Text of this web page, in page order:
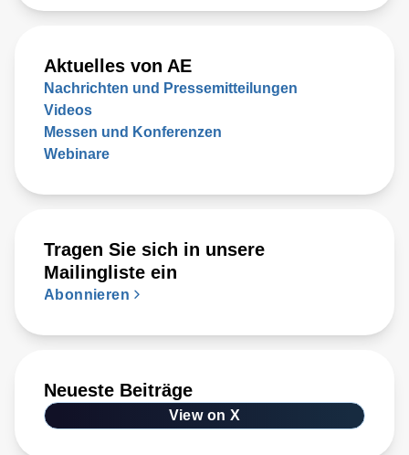
Aktuelles von AE
Nachrichten und Pressemitteilungen
Videos
Messen und Konferenzen
Webinare
Tragen Sie sich in unsere
Mailingliste ein
Abonnieren
Neueste Beiträge
View on X